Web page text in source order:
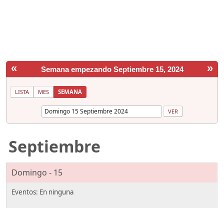
« »
Semana empezando Septiembre 15, 2024
LISTA MES SEMANA
Septiembre
Domingo - 15